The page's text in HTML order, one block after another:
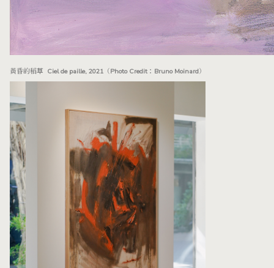
黃昏的稻草 Ciel de paille, 2021（Photo Credit：Bruno Moinard）